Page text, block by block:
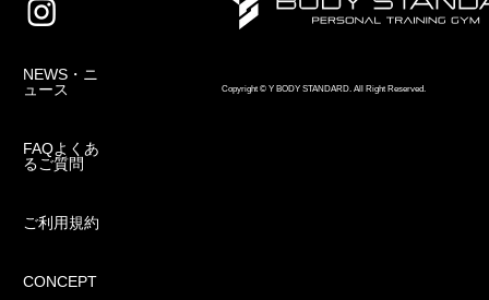
NEWS・ニ
ュース
FAQよくあ
るご質問
ご利用規約
CONCEPT
Copyright © Y BODY STANDARD. All Right Reserved.